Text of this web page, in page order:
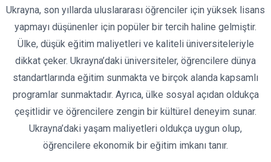
Ukrayna, son yıllarda uluslararası öğrenciler için yüksek lisans
yapmayı düşünenler için popüler bir tercih haline gelmiştir.
Ülke, düşük eğitim maliyetleri ve kaliteli üniversiteleriyle
dikkat çeker. Ukrayna’daki üniversiteler, öğrencilere dünya
standartlarında eğitim sunmakta ve birçok alanda kapsamlı
programlar sunmaktadır. Ayrıca, ülke sosyal açıdan oldukça
çeşitlidir ve öğrencilere zengin bir kültürel deneyim sunar.
Ukrayna’daki yaşam maliyetleri oldukça uygun olup,
öğrencilere ekonomik bir eğitim imkanı tanır.